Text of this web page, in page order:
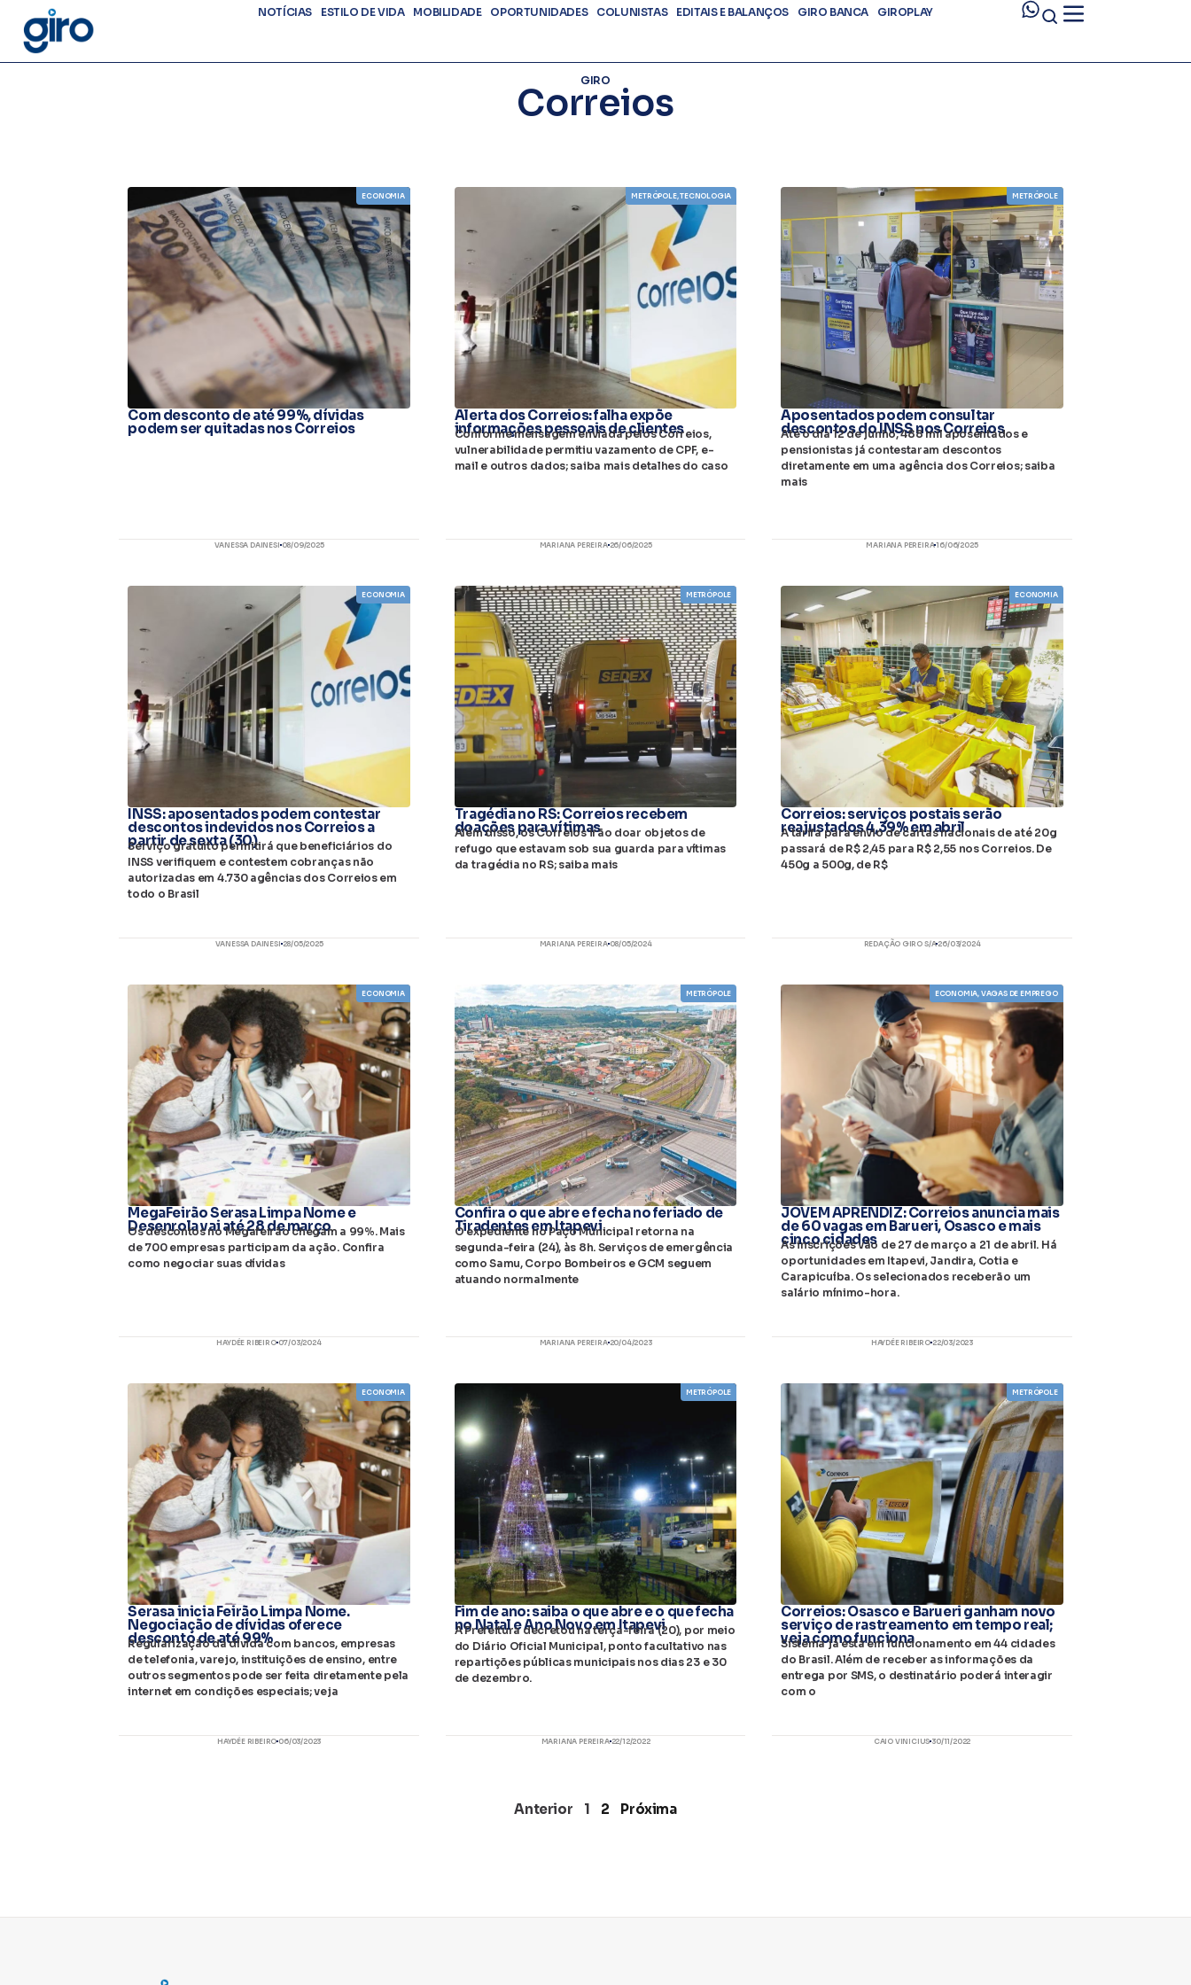
NOTÍCIAS ESTILO DE VIDA MOBILIDADE OPORTUNIDADES COLUNISTAS EDITAIS E BALANÇOS GIRO BANCA GIROPLAY
GIRO
Correios
ECONOMIA
Com desconto de até 99%, dívidas
podem ser quitadas nos Correios
VANESSA DAINESI 08/09/2025
METRÓPOLE,TECNOLOGIA
Alerta dos Correios: falha expõe
informações pessoais de clientes
Conforme mensagem enviada pelos Correios,
vulnerabilidade permitiu vazamento de CPF, e-
mail e outros dados; saiba mais detalhes do caso
MARIANA PEREIRA 26/06/2025
METRÓPOLE
Aposentados podem consultar
descontos do INSS nos Correios
Até o dia 12 de junho, 488 mil aposentados e
pensionistas já contestaram descontos
diretamente em uma agência dos Correios; saiba
mais
MARIANA PEREIRA 16/06/2025
ECONOMIA
INSS: aposentados podem contestar
descontos indevidos nos Correios a
partir de sexta (30)
Serviço gratuito permitirá que beneficiários do
INSS verifiquem e contestem cobranças não
autorizadas em 4.730 agências dos Correios em
todo o Brasil
VANESSA DAINESI 28/05/2025
METRÓPOLE
Tragédia no RS: Correios recebem
doações para vítimas
Além disso, os Correios irão doar objetos de
refugo que estavam sob sua guarda para vítimas
da tragédia no RS; saiba mais
MARIANA PEREIRA 08/05/2024
ECONOMIA
Correios: serviços postais serão
reajustados 4,39% em abril
A tarifa para envio de cartas nacionais de até 20g
passará de R$ 2,45 para R$ 2,55 nos Correios. De
450g a 500g, de R$
REDAÇÃO GIRO S/A 26/03/2024
ECONOMIA
MegaFeirão Serasa Limpa Nome e
Desenrola vai até 28 de março
Os descontos no Megafeirão chegam a 99%. Mais
de 700 empresas participam da ação. Confira
como negociar suas dívidas
HAYDÉE RIBEIRO 07/03/2024
METRÓPOLE
Confira o que abre e fecha no feriado de
Tiradentes em Itapevi
O expediente no Paço Municipal retorna na
segunda-feira (24), às 8h. Serviços de emergência
como Samu, Corpo Bombeiros e GCM seguem
atuando normalmente
MARIANA PEREIRA 20/04/2023
ECONOMIA, VAGAS DE EMPREGO
JOVEM APRENDIZ: Correios anuncia mais
de 60 vagas em Barueri, Osasco e mais
cinco cidades
As inscrições vão de 27 de março a 21 de abril. Há
oportunidades em Itapevi, Jandira, Cotia e
Carapicuíba. Os selecionados receberão um
salário mínimo-hora.
HAYDÉE RIBEIRO 22/03/2023
ECONOMIA
Serasa inicia Feirão Limpa Nome.
Negociação de dívidas oferece
desconto de até 99%
Regularização da dívida com bancos, empresas
de telefonia, varejo, instituições de ensino, entre
outros segmentos pode ser feita diretamente pela
internet em condições especiais; veja
HAYDÉE RIBEIRO 06/03/2023
METRÓPOLE
Fim de ano: saiba o que abre e o que fecha
no Natal e Ano Novo em Itapevi
A Prefeitura decretou na terça-feira (20), por meio
do Diário Oficial Municipal, ponto facultativo nas
repartições públicas municipais nos dias 23 e 30
de dezembro.
MARIANA PEREIRA 22/12/2022
METRÓPOLE
Correios: Osasco e Barueri ganham novo
serviço de rastreamento em tempo real;
veja como funciona
Sistema já está em funcionamento em 44 cidades
do Brasil. Além de receber as informações da
entrega por SMS, o destinatário poderá interagir
com o
CAIO VINICIUS 30/11/2022
Anterior 1 2 Próxima